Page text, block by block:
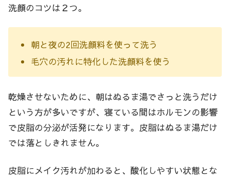
洗顔のコツは２つ。
朝と夜の2回洗顔料を使って洗う
毛穴の汚れに特化した洗顔料を使う
乾燥させないために、朝はぬるま湯でさっと洗うだけ
という方が多いですが、寝ている間はホルモンの影響
で皮脂の分泌が活発になります。皮脂はぬるま湯だけ
では落としきれません。
皮脂にメイク汚れが加わると、酸化しやすい状態とな